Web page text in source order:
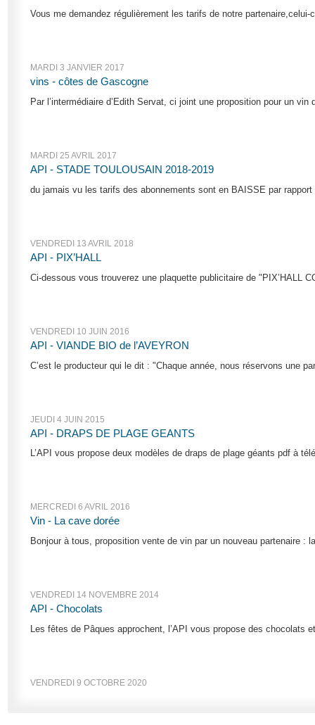
Vous me demandez régulièrement les tarifs de notre
MARDI 3 JANVIER 2017
vins - côtes de Gascogne
Par l’intermédiaire d’Edith Servat, ci joint une proposition pour un
MARDI 25 AVRIL 2017
API - STADE TOULOUSAIN 2018-2019
du jamais vu les tarifs des abonnements sont en BAISSE par
VENDREDI 13 AVRIL 2018
API - PIX’HALL
Ci-dessous vous trouverez une plaquette publicitaire de "PIX’HALL
VENDREDI 10 JUIN 2016
API - VIANDE BIO de l’AVEYRON
C’est le producteur qui le dit : "Chaque année, nous réservons une
JEUDI 4 JUIN 2015
API - DRAPS DE PLAGE GEANTS
L’API vous propose deux modèles de draps de plage géants pdf à
MERCREDI 6 AVRIL 2016
Vin - La cave dorée
Bonjour à tous, proposition vente de vin par un nouveau partenaire :
VENDREDI 14 NOVEMBRE 2014
API - Chocolats
Les fêtes de Pâques approchent, l’API vous propose des chocolats
VENDREDI 9 OCTOBRE 2020